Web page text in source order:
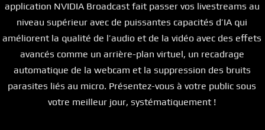
application NVIDIA Broadcast fait passer vos livestreams au
niveau supérieur avec de puissantes capacités d’IA qui
améliorent la qualité de l’audio et de la vidéo avec des effets
avancés comme un arrière-plan virtuel, un recadrage
automatique de la webcam et la suppression des bruits
parasites liés au micro. Présentez-vous à votre public sous
votre meilleur jour, systématiquement !